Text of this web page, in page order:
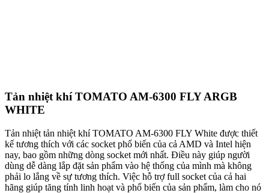
Tản nhiệt khí TOMATO AM-6300 FLY ARGB
WHITE
Tản nhiệt tản nhiệt khí TOMATO AM-6300 FLY White được thiết
kế tương thích với các socket phổ biến của cả AMD và Intel hiện
nay, bao gồm những dòng socket mới nhất. Điều này giúp người
dùng dễ dàng lắp đặt sản phẩm vào hệ thống của mình mà không
phải lo lắng về sự tương thích. Việc hỗ trợ full socket của cả hai
hãng giúp tăng tính linh hoạt và phổ biến của sản phẩm, làm cho nó